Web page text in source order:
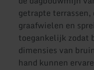
getrapte
graafwielen en
toegankelijk zodat
dimensies van
hand kunnen